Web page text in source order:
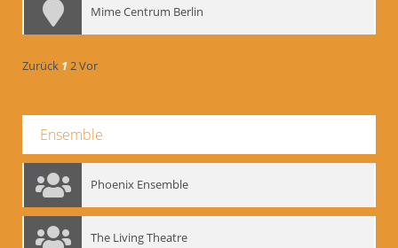
Mime Centrum Berlin
Zurück 12Vor
Ensemble
Phoenix Ensemble
The Living Theatre